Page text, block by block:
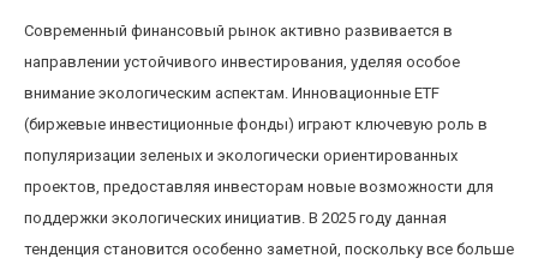
Современный финансовый рынок активно развивается в
направлении устойчивого инвестирования, уделяя особое
внимание экологическим аспектам. Инновационные ETF
(биржевые инвестиционные фонды) играют ключевую роль в
популяризации зеленых и экологически ориентированных
проектов, предоставляя инвесторам новые возможности для
поддержки экологических инициатив. В 2025 году данная
тенденция становится особенно заметной, поскольку все больше